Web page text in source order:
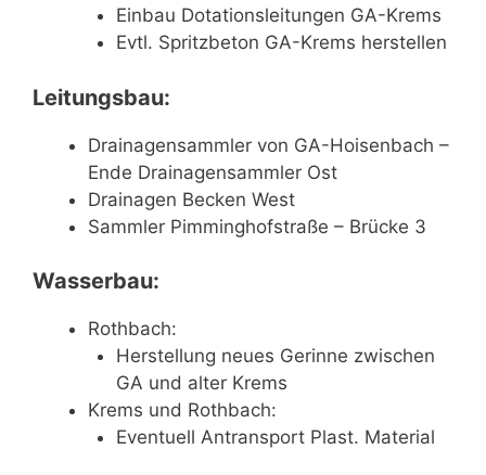
Einbau Dotationsleitungen GA-Krems
Evtl. Spritzbeton GA-Krems herstellen
Leitungsbau:
Drainagensammler von GA-Hoisenbach –
Ende Drainagensammler Ost
Drainagen Becken West
Sammler Pimminghofstraße – Brücke 3
Wasserbau:
Rothbach:
Herstellung neues Gerinne zwischen
GA und alter Krems
Krems und Rothbach:
Eventuell Antransport Plast. Material